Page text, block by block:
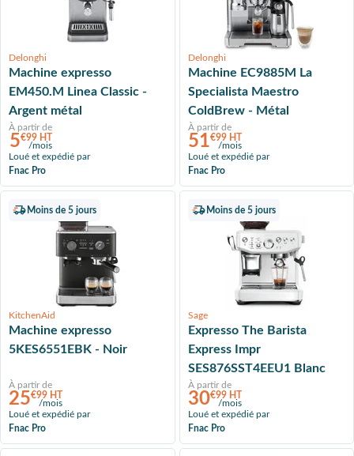
Delonghi
Machine expresso
EM450.M Linea Classic -
Argent métal
À partir de
5€99 HT
/mois
Loué et expédié par
Fnac Pro
Delonghi
Machine EC9885M La
Specialista Maestro
ColdBrew - Métal
À partir de
51€99 HT
/mois
Loué et expédié par
Fnac Pro
Moins de 5 jours
KitchenAid
Machine expresso
5KES6551EBK - Noir
À partir de
25€99 HT
/mois
Loué et expédié par
Fnac Pro
Moins de 5 jours
Sage
Expresso The Barista
Express Impr
SES876SST4EEU1 Blanc
À partir de
30€99 HT
/mois
Loué et expédié par
Fnac Pro